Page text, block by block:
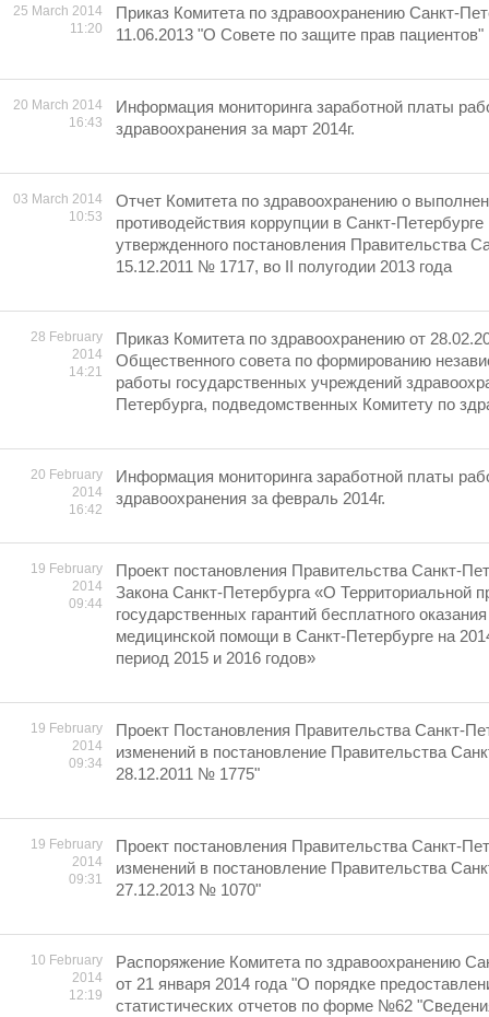
25 March 2014
11:20
Приказ Комитета по здравоохранению Санкт-
11.06.2013 "О Совете по защите прав пациентов"
20 March 2014
16:43
Информация мониторинга заработной платы
здравоохранения за март 2014г.
03 March 2014
10:53
Отчет Комитета по здравоохранению о
противодействия коррупции в Санкт-
утвержденного постановления Правительства
15.12.2011 № 1717, во II полугодии 2013 года
28 February
2014
14:21
Приказ Комитета по здравоохранению от
Общественного совета по формированию
работы государственных учреждений
Петербурга, подведомственных Комитету по
20 February
2014
16:42
Информация мониторинга заработной платы
здравоохранения за февраль 2014г.
19 February
2014
09:44
Проект постановления Правительства Санкт-
Закона Санкт-Петербурга «О Территориальной
государственных гарантий бесплатного
медицинской помощи в Санкт-Петербурге на
период 2015 и 2016 годов»
19 February
2014
09:34
Проект Постановления Правительства Санкт-
изменений в постановление Правительства
28.12.2011 № 1775"
19 February
2014
09:31
Проект постановления Правительства Санкт-
изменений в постановление Правительства
27.12.2013 № 1070"
10 February
2014
12:19
Распоряжение Комитета по здравоохранению
от 21 января 2014 года "О порядке
статистических отчетов по форме №62